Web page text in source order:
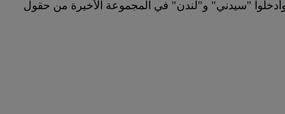
"سيدني" و"لندن" في المجموعة الأخيرة من حقول